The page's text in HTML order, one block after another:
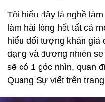
Tôi hiểu đây là nghề
làm hài lòng hết tất cả
hiểu đối tượng khán giả
dạng và đương nhiên
sẽ có 1 góc nhìn, quan
Quang Sự viết trên